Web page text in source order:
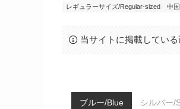
レギュラーサイズ/Regular-sized
中
当サイトに掲載してい
ブルー/Blue シルバー/